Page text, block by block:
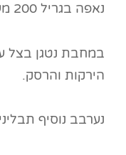
נאפה בגריל 200 מעלות עד שמשחים.
במחבת נטגן בצל
הירקות והרסק.
נערבב נוסיף